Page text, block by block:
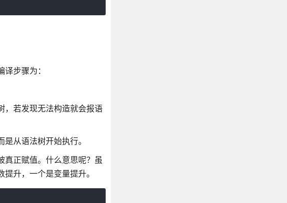
步骤为：
，若发现无法构造就会报语
从语法树开始执行。
真正赋值。什么意思呢？虽
升，一个是变量提升。